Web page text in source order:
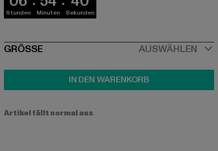
Stunden Minuten Sekunden
SIZE
GRÖSSE AUSWÄHLEN
IN DEN WARENKORB
Artikel fällt normal aus